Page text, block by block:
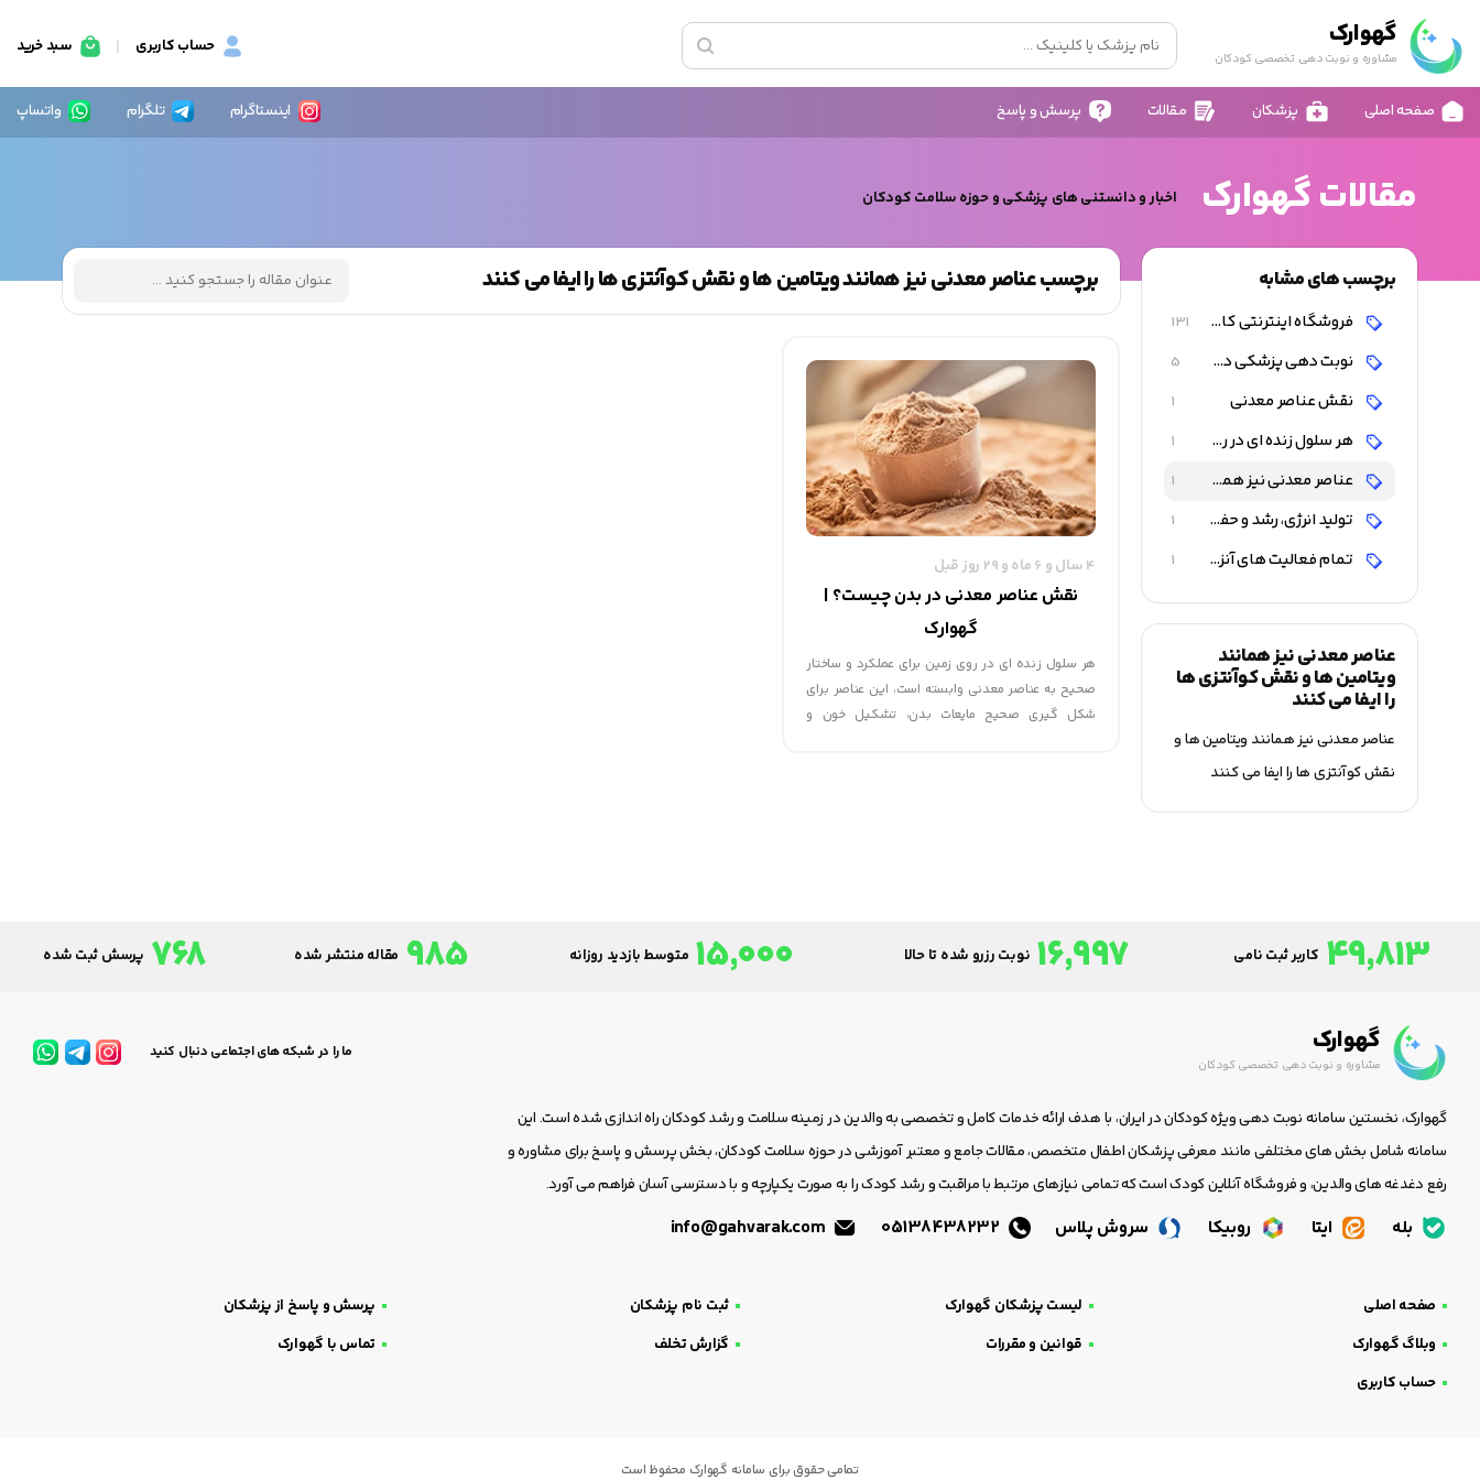
گهوارک
مشاوره و نوبت دهی تخصصی کودکان
حساب کاربری سبد خرید
صفحه اصلی پزشکان مقالات پرسش و پاسخ اینستاگرام تلگرام واتساپ
مقالات گهوارک اخبار و دانستنی های پزشکی و حوزه سلامت کودکان
برچسب های مشابه
فروشگاه اینترنتی کالای کودک و نوزاد 131
نوبت دهی پزشکی دکتر احمد شاه فرهت 5
نقش عناصر معدنی 1
هر سلول زنده ای در روی زمین برای عملکرد و ساختار صحیح به عناصر معدنی وابسته است 1
عناصر معدنی نیز همانند ویتامین ها و نقش کوآنتزی ها را ایفا می کنند 1
تولید انرژی، رشد و حفظ سلامتی 1
تمام فعالیت های آنزیمی به عناصر معدنی وابسته است 1
عناصر معدنی نیز همانند
ویتامین ها و نقش کوآنتزی ها
را ایفا می کنند
عناصر معدنی نیز همانند ویتامین ها و
نقش کوآنتزی ها را ایفا می کنند
برچسب عناصر معدنی نیز همانند ویتامین ها و نقش کوآنتزی ها را ایفا می کنند
4 سال و 6 ماه و 29 روز قبل
نقش عناصر معدنی در بدن چیست؟ |
گهوارک
هر سلول زنده ای در روی زمین برای عملکرد و ساختار
صحیح به عناصر معدنی وابسته است، این عناصر برای
شکل گیری صحیح مایعات بدن، تشکیل خون و
49,813 کاربر ثبت نامی 16,997 نوبت رزرو شده تا حالا 15,000 متوسط بازدید روزانه 985 مقاله منتشر شده 768 پرسش ثبت شده
گهوارک
مشاوره و نوبت دهی تخصصی کودکان
ما را در شبکه های اجتماعی دنبال کنید
گهوارک، نخستین سامانه نوبت دهی ویژه کودکان در ایران، با هدف ارائه خدمات کامل و تخصصی به والدین در زمینه سلامت و رشد کودکان راه اندازی شده است. این
سامانه شامل بخش های مختلفی مانند معرفی پزشکان اطفال متخصص، مقالات جامع و معتبر آموزشی در حوزه سلامت کودکان، بخش پرسش و پاسخ برای مشاوره و
رفع دغدغه های والدین، و فروشگاه آنلاین کودک است که تمامی نیازهای مرتبط با مراقبت و رشد کودک را به صورت یکپارچه و با دسترسی آسان فراهم می آورد.
بله ایتا روبیکا سروش پلاس
صفحه اصلی لیست پزشکان گهوارک ثبت نام پزشکان
پرسش و پاسخ از پزشکان
وبلاگ گهوارک
قوانین و مقررات گزارش تخلف
تماس با گهوارک
حساب کاربری
تمامی حقوق برای سامانه گهوارک محفوظ است